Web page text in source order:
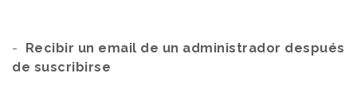
- Recibir un email de un administrador después
de suscribirse